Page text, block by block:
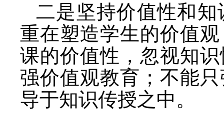
二是坚持价值性和
重在塑造学生的价值
课的价值性，忽视知
强价值观教育；不能
导于知识传授之中。